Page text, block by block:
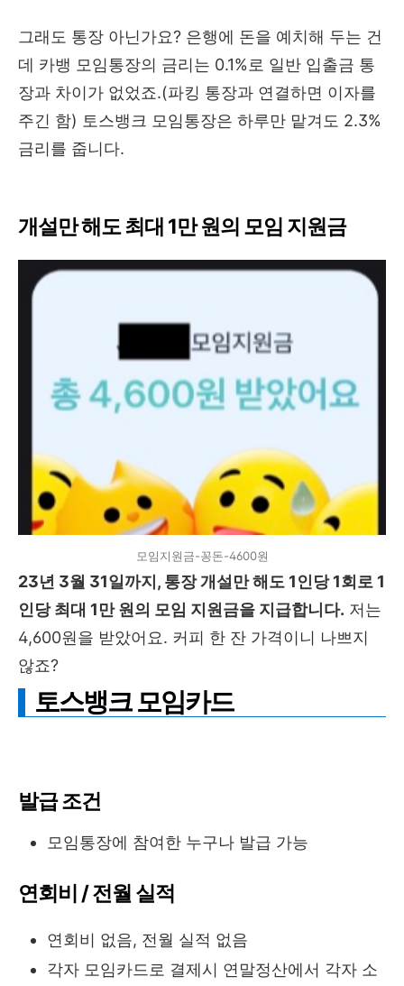
그래도 통장 아닌가요? 은행에 돈을 예치해 두는 건
데 카뱅 모임통장의 금리는 0.1%로 일반 입출금 통
장과 차이가 없었죠.(파킹 통장과 연결하면 이자를
주긴 함) 토스뱅크 모임통장은 하루만 맡겨도 2.3%
금리를 줍니다.
개설만 해도 최대 1만 원의 모임 지원금
모임지원금-꽁돈-4600원
23년 3월 31일까지, 통장 개설만 해도 1인당 1회로 1
인당 최대 1만 원의 모임 지원금을 지급합니다. 저는
4,600원을 받았어요. 커피 한 잔 가격이니 나쁘지
않죠?
토스뱅크 모임카드
발급 조건
모임통장에 참여한 누구나 발급 가능
연회비 / 전월 실적
연회비 없음, 전월 실적 없음
각자 모임카드로 결제시 연말정산에서 각자 소